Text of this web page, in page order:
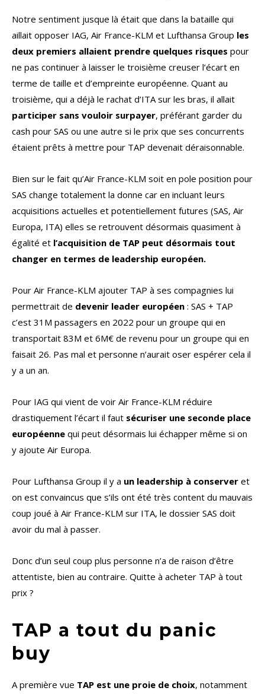
Notre sentiment jusque là était que dans la bataille qui
aillait opposer IAG, Air France-KLM et Lufthansa Group les
deux premiers allaient prendre quelques risques pour
ne pas continuer à laisser le troisième creuser l’écart en
terme de taille et d’empreinte européenne. Quant au
troisième, qui a déjà le rachat d’ITA sur les bras, il allait
participer sans vouloir surpayer, préférant garder du
cash pour SAS ou une autre si le prix que ses concurrents
étaient prêts à mettre pour TAP devenait déraisonnable.
Bien sur le fait qu’Air France-KLM soit en pole position pour
SAS change totalement la donne car en incluant leurs
acquisitions actuelles et potentiellement futures (SAS, Air
Europa, ITA) elles se retrouvent désormais quasiment à
égalité et l’acquisition de TAP peut désormais tout
changer en termes de leadership européen.
Pour Air France-KLM ajouter TAP à ses compagnies lui
permettrait de devenir leader européen : SAS + TAP
c’est 31M passagers en 2022 pour un groupe qui en
transportait 83M et 6M€ de revenu pour un groupe qui en
faisait 26. Pas mal et personne n’aurait oser espérer cela il
y a un an.
Pour IAG qui vient de voir Air France-KLM réduire
drastiquement l’écart il faut sécuriser une seconde place
européenne qui peut désormais lui échapper même si on
y ajoute Air Europa.
Pour Lufthansa Group il y a un leadership à conserver et
on est convaincus que s’ils ont été très content du mauvais
coup joué à Air France-KLM sur ITA, le dossier SAS doit
avoir du mal à passer.
Donc d’un seul coup plus personne n’a de raison d’être
attentiste, bien au contraire. Quitte à acheter TAP à tout
prix ?
TAP a tout du panic
buy
A première vue TAP est une proie de choix, notamment